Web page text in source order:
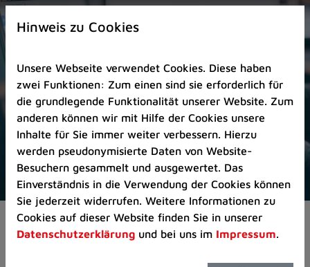
Zur
Startseite
Zum
Seitenanfang
springen
(Schnelltaste
A)
Zur
Navigation/Menü
springen
(Schnelltaste
M)
Zur
Aktuelles Pressemitteilungen
Hinweis zu Cookies
Unsere Webseite verwendet Cookies. Diese haben
zwei Funktionen: Zum einen sind sie erforderlich für
die grundlegende Funktionalität unserer Website. Zum
anderen können wir mit Hilfe der Cookies unsere
Inhalte für Sie immer weiter verbessern. Hierzu
werden pseudonymisierte Daten von Website-
Besuchern gesammelt und ausgewertet. Das
Einverständnis in die Verwendung der Cookies können
Sie jederzeit widerrufen. Weitere Informationen zu
Cookies auf dieser Website finden Sie in unserer
Datenschutzerklärung und bei uns im Impressum.